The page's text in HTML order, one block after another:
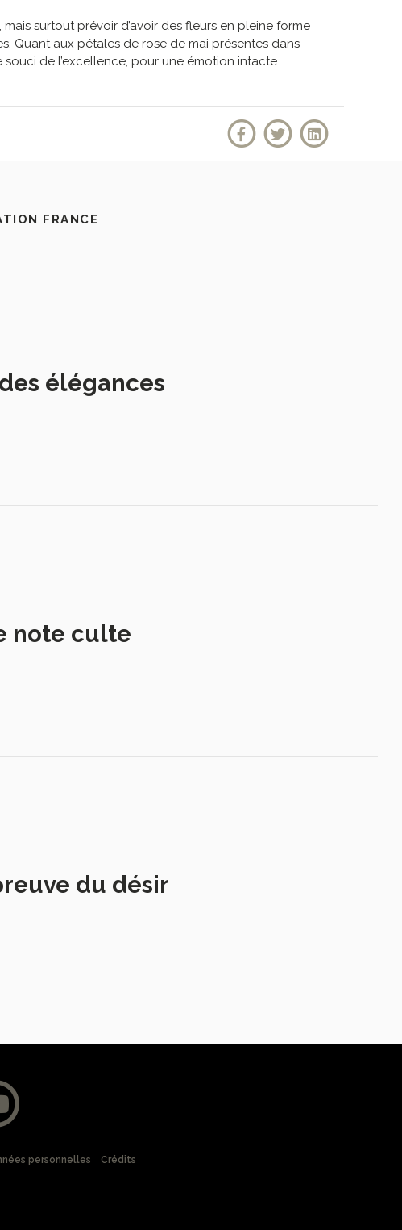
surtout prévoir d’avoir des fleurs en pleine forme
Quant aux pétales de rose de mai présentes dans
souci de l’excellence, pour une émotion intacte.
FRANCE
élégances
note culte
du désir
personnelles Crédits